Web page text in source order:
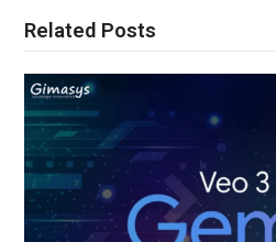
Related Posts